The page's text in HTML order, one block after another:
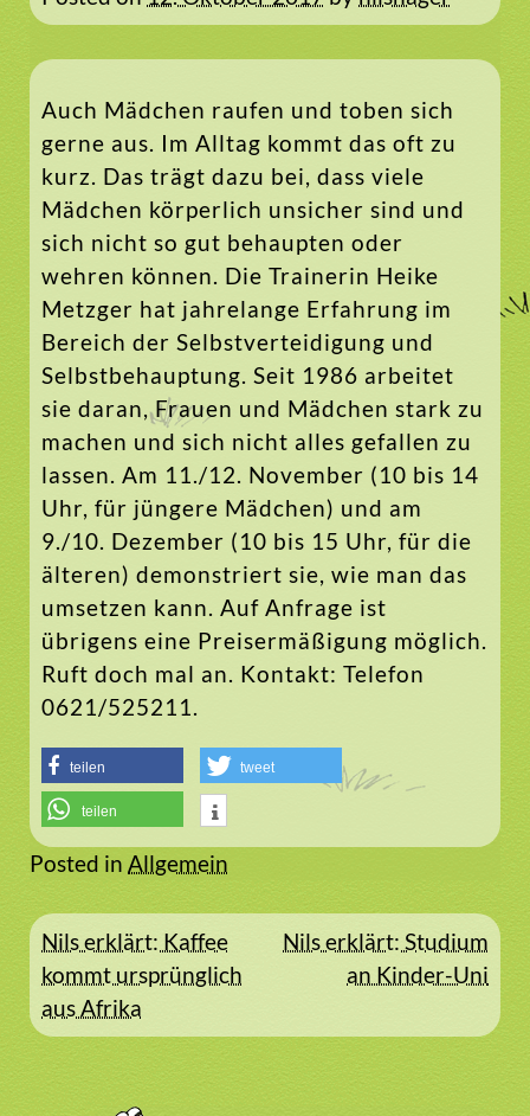
Auch Mädchen raufen und toben sich
gerne aus. Im Alltag kommt das oft zu
kurz. Das trägt dazu bei, dass viele
Mädchen körperlich unsicher sind und
sich nicht so gut behaupten oder
wehren können. Die Trainerin Heike
Metzger hat jahrelange Erfahrung im
Bereich der Selbstverteidigung und
Selbstbehauptung. Seit 1986 arbeitet
sie daran, Frauen und Mädchen stark zu
machen und sich nicht alles gefallen zu
lassen. Am 11./12. November (10 bis 14
Uhr, für jüngere Mädchen) und am
9./10. Dezember (10 bis 15 Uhr, für die
älteren) demonstriert sie, wie man das
umsetzen kann. Auf Anfrage ist
übrigens eine Preisermäßigung möglich.
Ruft doch mal an. Kontakt: Telefon
0621/525211.
teilen tweet
teilen
Posted in Allgemein
Beitragsnavigation
Nils erklärt: Kaffee
kommt ursprünglich
aus Afrika
Nils erklärt: Studium
an Kinder-Uni